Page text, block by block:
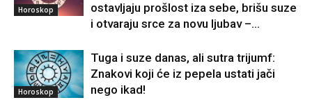
Horoskop
ostavljaju prošlost iza sebe, brišu suze
i otvaraju srce za novu ljubav –...
Horoskop
Tuga i suze danas, ali sutra trijumf:
Znakovi koji će iz pepela ustati jači
nego ikad!